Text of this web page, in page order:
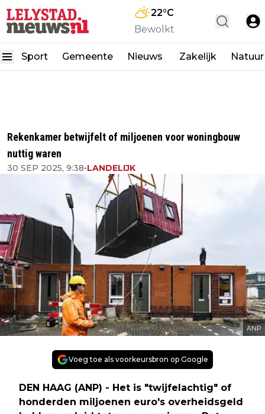
22°C
Bewolkt
Sport Gemeente Nieuws Zakelijk Natuur
Rekenkamer betwijfelt of miljoenen voor woningbouw
nuttig waren
30 SEP 2025, 9:38•LANDELIJK
ANP
Voeg toe als voorkeursbron op Google
DEN HAAG (ANP) - Het is "twijfelachtig" of
honderden miljoenen euro's overheidsgeld